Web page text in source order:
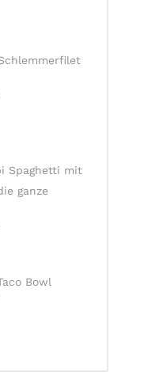
Spaghetti mit
ganze
Bowl